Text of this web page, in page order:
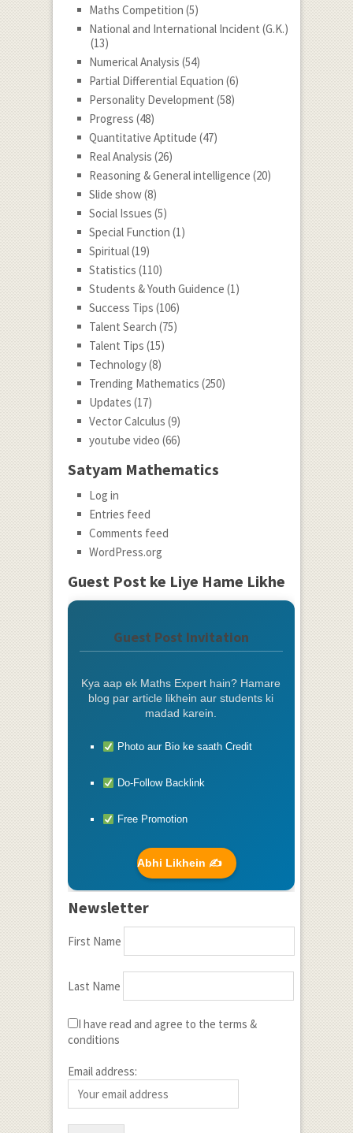
Maths Competition (5)
National and International Incident (G.K.)
(13)
Numerical Analysis (54)
Partial Differential Equation (6)
Personality Development (58)
Progress (48)
Quantitative Aptitude (47)
Real Analysis (26)
Reasoning & General intelligence (20)
Slide show(8)
Social Issues (5)
Special Function (1)
Spiritual(19)
Statistics (110)
Students & Youth Guidence (1)
Success Tips (106)
Talent Search (75)
Talent Tips (15)
Technology(8)
Trending Mathematics (250)
Updates (17)
Vector Calculus (9)
youtube video (66)
Satyam Mathematics
Log in
Entries feed
Comments feed
WordPress.org
Guest Post ke Liye Hame Likhe
Guest Post Invitation
Kya aap ek Maths Expert hain? Hamare
blog par article likhein aur students ki
madad karein.
Photo aur Bio ke saath Credit
Do-Follow Backlink
Free Promotion
Abhi Likhein ✍️
Newsletter
First Name
Last Name
I have read and agree to the terms &
conditions
Email address: